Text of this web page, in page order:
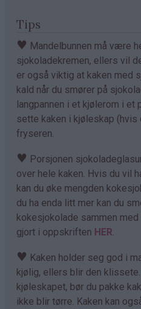
Tips
♥ Mandelbunnen må være
sjokoladekremen, ellers vil
er også viktig at kaken med
kald når du smører på
langpannen i et kjølerom i et
sette kaken i kjøleskap
fryseren.
♥ Porsjonen
over hele kaken. Hvis du vil
kan du øke mengden
du ha enda litt mer kan du
kokesjokolade sammen
gjort i oppskriften HER
♥ Kaken holder seg god i
kjølig, ellers blir den
kjøleskapet, bør du pakke
ikke blir tørre. Kaken kan